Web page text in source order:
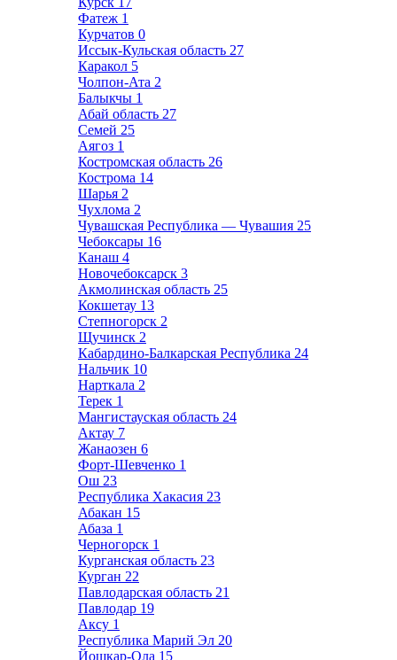
Фатеж 1
Курчатов 0
Иссык-Кульская область 27
Каракол 5
Чолпон-Ата 2
Балыкчы 1
Абай область 27
Семей 25
Аягоз 1
Костромская область 26
Кострома 14
Шарья 2
Чухлома 2
Чувашская Республика — Чувашия 25
Чебоксары 16
Канаш 4
Новочебоксарск 3
Акмолинская область 25
Кокшетау 13
Степногорск 2
Щучинск 2
Кабардино-Балкарская Республика 24
Нальчик 10
Нарткала 2
Терек 1
Мангистауская область 24
Актау 7
Жанаозен 6
Форт-Шевченко 1
Ош 23
Республика Хакасия 23
Абакан 15
Абаза 1
Черногорск 1
Курганская область 23
Курган 22
Павлодарская область 21
Павлодар 19
Аксу 1
Республика Марий Эл 20
Йошкар-Ола 15